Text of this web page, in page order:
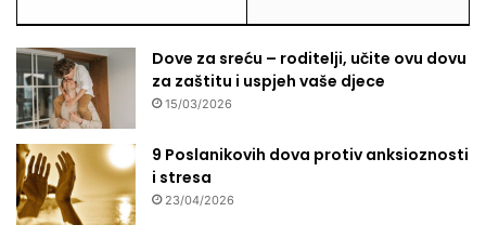
Dove za sreću – roditelji, učite ovu dovu
za zaštitu i uspjeh vaše djece
15/03/2026
9 Poslanikovih dova protiv anksioznosti
i stresa
23/04/2026